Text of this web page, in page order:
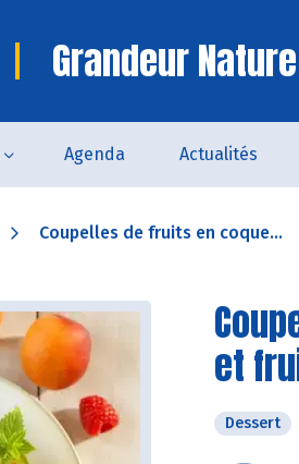
Grandeur
Agenda Actualités
Coupelles de fruits en coque...
et
Dessert